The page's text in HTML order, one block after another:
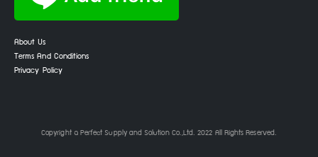
About Us
Terms And Conditions
Privacy Policy
Copyright © Perfect Supply and Solution Co.,Ltd. 2022 All Rights Reserved.